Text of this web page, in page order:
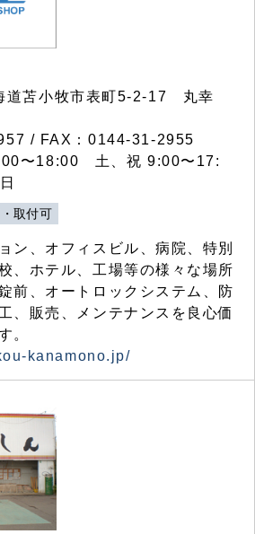
苫小牧市表町5-2-17 丸幸
/ FAX：0144-31-2955
〜18:00 土、祝 9:00〜17:
取付可
ン、オフィスビル、病院、特別
、ホテル、工場等の様々な場所
前、オートロックシステム、防
、販売、メンテナンスを良心価
。
kanamono.jp/